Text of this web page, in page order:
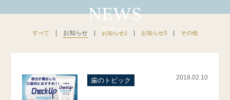
すべて | お知らせ | お知らせ2 | お知らせ3 | その他
歯のトピック 2018.02.10